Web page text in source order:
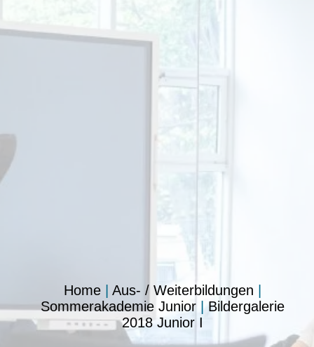
Home| Aus- / Weiterbildungen
Sommerakademie Junior|Bildergalerie
2018 Junior I